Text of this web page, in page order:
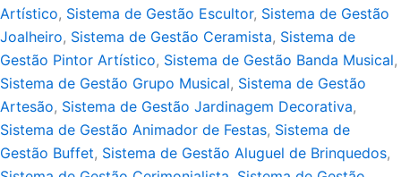
Artístico, Sistema de Gestão Escultor, Sistema de Gestão
Joalheiro, Sistema de Gestão Ceramista, Sistema de
Gestão Pintor Artístico, Sistema de Gestão Banda Musical,
Sistema de Gestão Grupo Musical, Sistema de Gestão
Artesão, Sistema de Gestão Jardinagem Decorativa,
Sistema de Gestão Animador de Festas, Sistema de
Gestão Buffet, Sistema de Gestão Aluguel de Brinquedos,